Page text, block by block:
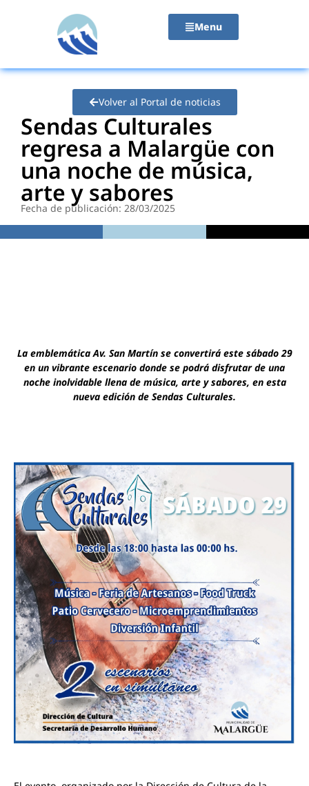
Menu
Volver al Portal de noticias
Sendas Culturales
regresa a Malargüe con
una noche de música,
arte y sabores
Fecha de publicación: 28/03/2025
La emblemática Av. San Martín se convertirá este sábado 29
en un vibrante escenario donde se podrá disfrutar de una
noche inolvidable llena de música, arte y sabores, en esta
nueva edición de Sendas Culturales.